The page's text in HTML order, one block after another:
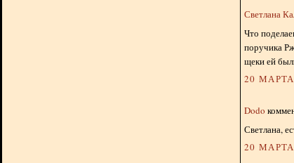
Светлана
Что
поручика
щеки ей
20 МАРТА
Dodo
Светлана,
20 МАРТА